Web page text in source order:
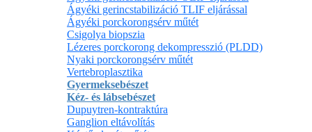
Ágyéki gerincstabilizáció TLIF eljárással
Ágyéki porckorongsérv műtét
Csigolya biopszia
Lézeres porckorong dekompresszió (PLDD)
Nyaki porckorongsérv műtét
Vertebroplasztika
Gyermeksebészet
Kéz- és lábsebészet
Dupuytren-kontraktúra
Ganglion eltávolítás